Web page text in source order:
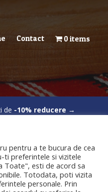
Contact 0 items
de -10% reducere →
pentru a te bucura de cea
ti preferintele si vizitele
Toate", esti de acord sa
Totodata, poti vizita
personale. Prin